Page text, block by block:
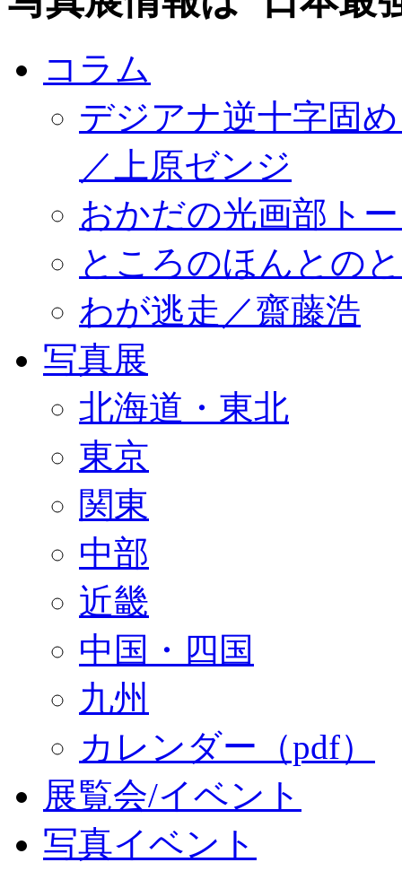
コラム
デジアナ逆十字固
／上原ゼンジ
おかだの光画部ト
ところのほんとの
わが逃走／齋藤浩
写真展
北海道・東北
東京
関東
中部
近畿
中国・四国
九州
カレンダー（pdf）
展覧会/イベント
写真イベント